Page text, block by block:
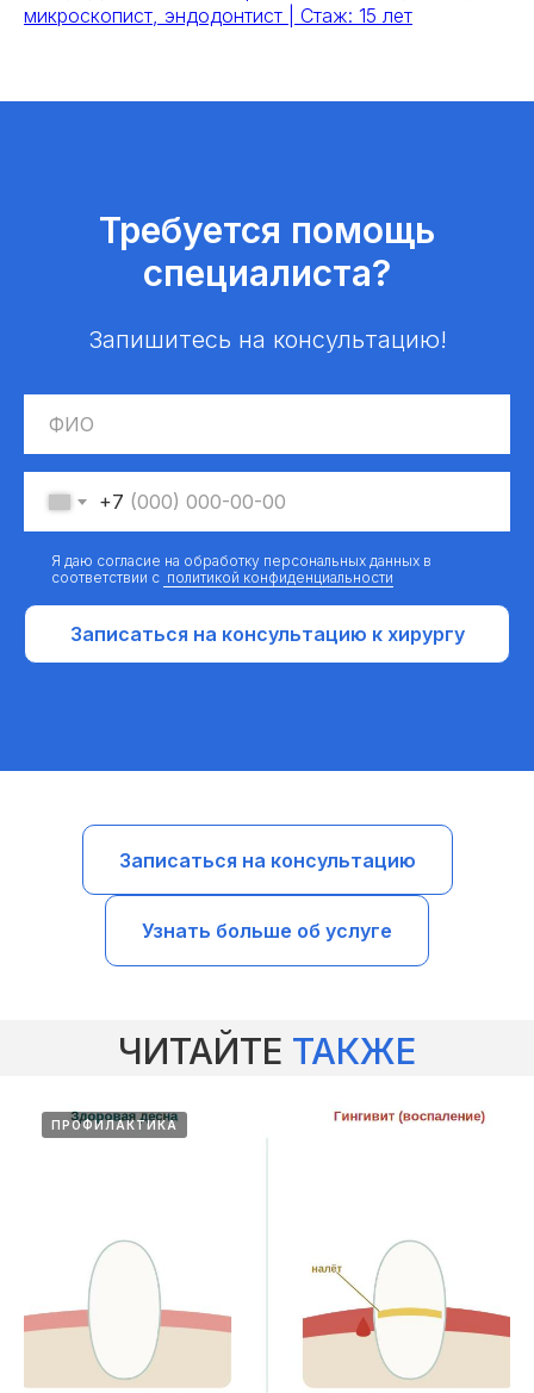
микроскопист, эндодонтист | Стаж: 15 лет
Требуется помощь
специалиста?
Запишитесь на консультацию!
+7
Я даю согласие на обработку персональных данных в
соответствии с политикой конфиденциальности
Записаться на консультацию к хирургу
Записаться на консультацию
Узнать больше об услуге
ЧИТАЙТЕ ТАКЖЕ
ПРОФИЛАКТИКА